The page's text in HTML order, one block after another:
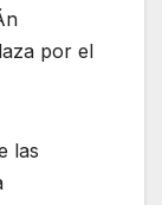
por el
las